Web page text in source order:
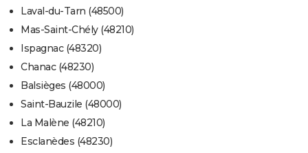
Laval-du-Tarn (48500)
Mas-Saint-Chély (48210)
Ispagnac (48320)
Chanac (48230)
Balsièges (48000)
Saint-Bauzile (48000)
La Malène (48210)
Esclanèdes (48230)